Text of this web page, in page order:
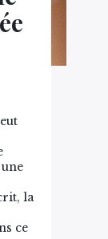
la
ce